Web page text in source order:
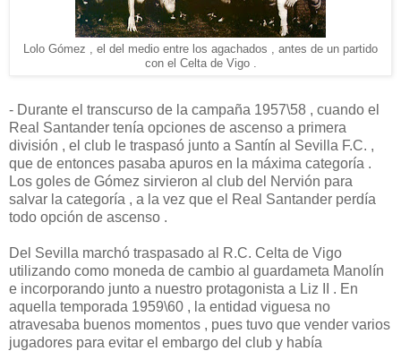
Lolo Gómez , el del medio entre los agachados , antes de un partido
con el Celta de Vigo .
- Durante el transcurso de la campaña 1957\58 , cuando el
Real Santander tenía opciones de ascenso a primera
división , el club le traspasó junto a Santín al Sevilla F.C. ,
que de entonces pasaba apuros en la máxima categoría .
Los goles de Gómez sirvieron al club del Nervión para
salvar la categoría , a la vez que el Real Santander perdía
todo opción de ascenso .
Del Sevilla marchó traspasado al R.C. Celta de Vigo
utilizando como moneda de cambio al guardameta Manolín
e incorporando junto a nuestro protagonista a Liz II . En
aquella temporada 1959\60 , la entidad viguesa no
atravesaba buenos momentos , pues tuvo que vender varios
jugadores para evitar el embargo del club y había